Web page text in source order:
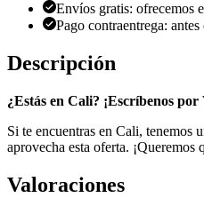
Envíos gratis: ofrecemos
Pago contraentrega:
Descripción
¿Estás en Cali? ¡Escríbenos
Si te encuentras en Cali, tenemos
aprovecha esta oferta. ¡Queremos
Valoraciones